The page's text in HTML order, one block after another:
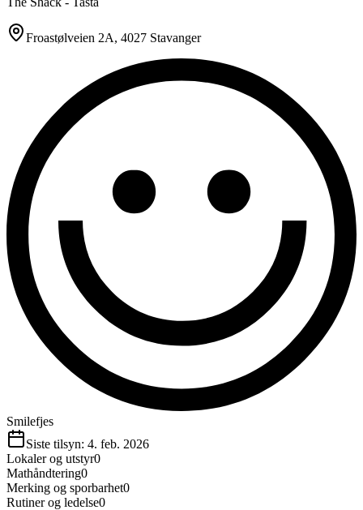
Froastølveien 2A, 4027 Stavanger
Smilefjes
Siste tilsyn: 4. feb. 2026
Lokaler og utstyr0
Mathåndtering0
Merking og sporbarhet0
Rutiner og ledelse0